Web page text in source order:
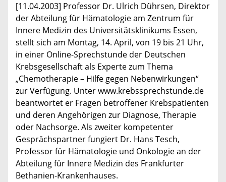
[11.04.2003] Professor Dr. Ulrich Dührsen, Direktor
der Abteilung für Hämatologie am Zentrum für
Innere Medizin des Universitätsklinikums Essen,
stellt sich am Montag, 14. April, von 19 bis 21 Uhr,
in einer Online-Sprechstunde der Deutschen
Krebsgesellschaft als Experte zum Thema
„Chemotherapie – Hilfe gegen Nebenwirkungen“
zur Verfügung. Unter www.krebssprechstunde.de
beantwortet er Fragen betroffener Krebspatienten
und deren Angehörigen zur Diagnose, Therapie
oder Nachsorge. Als zweiter kompetenter
Gesprächspartner fungiert Dr. Hans Tesch,
Professor für Hämatologie und Onkologie an der
Abteilung für Innere Medizin des Frankfurter
Bethanien-Krankenhauses.